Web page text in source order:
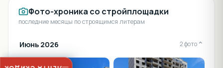
Фото-хроника со стройплощадки
последние месяцы по строящимся литерам
Июнь 2026 2 фото ⌄